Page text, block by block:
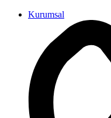
İçeriğeKurumsal